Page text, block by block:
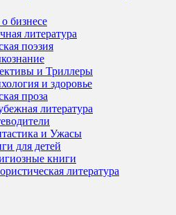
бизнесе
литература
поэзия
и Триллеры
и здоровье
проза
литература
и Ужасы
для детей
книги
литература